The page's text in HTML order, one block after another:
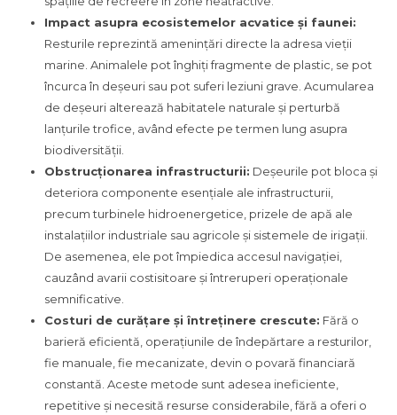
Impact asupra ecosistemelor acvatice și faunei:
Resturile reprezintă amenințări directe la adresa vieții
marine. Animalele pot înghiți fragmente de plastic, se pot
încurca în deșeuri sau pot suferi leziuni grave. Acumularea
de deșeuri alterează habitatele naturale și perturbă
lanțurile trofice, având efecte pe termen lung asupra
biodiversității.
Obstrucționarea infrastructurii: Deșeurile pot bloca și
deteriora componente esențiale ale infrastructurii,
precum turbinele hidroenergetice, prizele de apă ale
instalațiilor industriale sau agricole și sistemele de irigații.
De asemenea, ele pot împiedica accesul navigației,
cauzând avarii costisitoare și întreruperi operaționale
semnificative.
Costuri de curățare și întreținere crescute: Fără o
barieră eficientă, operațiunile de îndepărtare a resturilor,
fie manuale, fie mecanizate, devin o povară financiară
constantă. Aceste metode sunt adesea ineficiente,
repetitive și necesită resurse considerabile, fără a oferi o